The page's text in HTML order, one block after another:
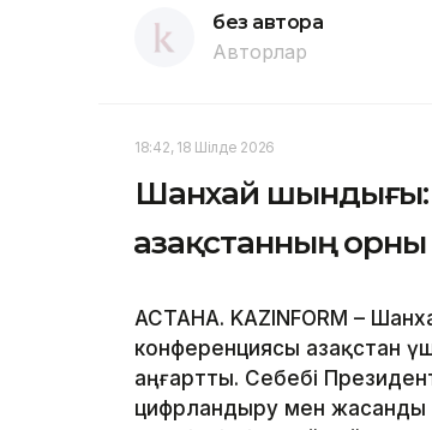
без автора
Авторлар
18:42, 18 Шілде 2026
Шанхай шындығы:
Қазақстанның
АСТАНА. KAZINFORM –
конференциясы Қазақстан
аңғартты. Себебі
цифрландыру мен жасанды